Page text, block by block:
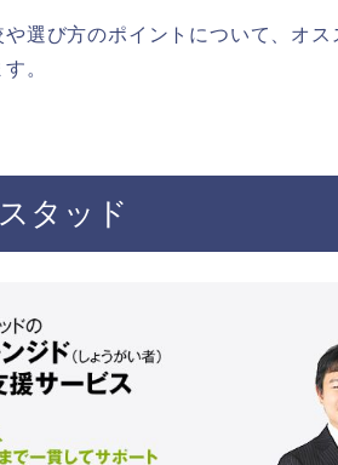
選び方のポイントについて、オ
。
タッド